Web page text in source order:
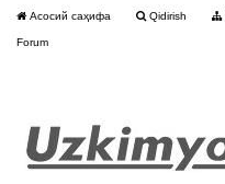
Асосий саҳифа Qidirish
Forum